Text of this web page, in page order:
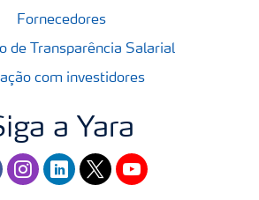
Fornecedores
de Transparência Salarial
com investidores
a Yara
instagram
linkedintwitteryoutube